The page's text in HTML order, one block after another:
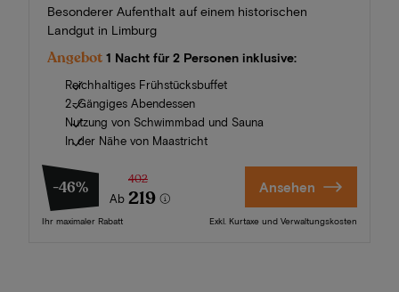
Besonderer Aufenthalt auf einem historischen
Landgut in Limburg
Angebot 1 Nacht für 2 Personen inklusive:
Reichhaltiges Frühstücksbuffet
2-Gängiges Abendessen
Nutzung von Schwimmbad und Sauna
In der Nähe von Maastricht
-46%
Ab
402
219
Ihr maximaler Rabatt
Ansehen
Exkl. Kurtaxe und Verwaltungskosten